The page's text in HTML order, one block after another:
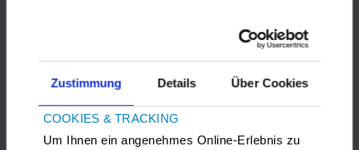
Zustimmung Details Über Cookies
COOKIES & TRACKING
Um Ihnen ein angenehmes Online-Erlebnis zu